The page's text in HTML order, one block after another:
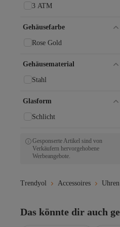
3 ATM
Gehäusefarbe
Rose Gold
Gehäusematerial
Stahl
Glasform
Schlicht
Gesponserte Artikel sind von
Verkäufern hervorgehobene
Werbeangebote.
Trendyol Accessoires Uhren
Das könnte dir auch